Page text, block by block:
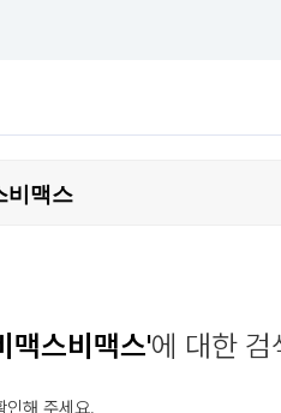
스비맥스'에 대한
인해 주세요.